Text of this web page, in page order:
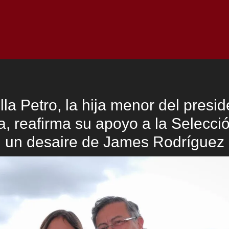
Petro, la hija menor del
reafirma su apoyo a la
un desaire de James Rodríguez